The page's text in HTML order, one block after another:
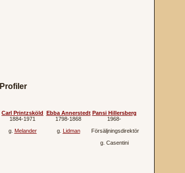
Profiler
Carl Printzsköld
1884‐1971
g. Melander
Ebba Annerstedt
1798‐1868
g. Lidman
Pansi Hillersberg
1968‐
Försäljningsdirektör
g. Casentini